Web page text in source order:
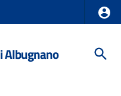
Albugnano